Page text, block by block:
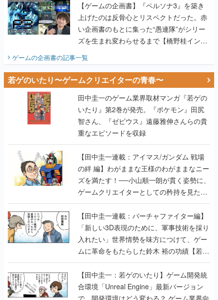
【ゲームの企画書】『ペルソナ3』を築き
上げたのは反骨心とリスペクトだった。赤
い企画書のもとに集った“愚連隊”がシリー
ズを生まれ変わらせるまで【橋野桂インタ
ビュー】
ゲームの企画書の記事一覧
若ゲのいたり〜ゲームクリエイターの青春〜
田中圭一のゲーム業界取材マンガ『若ゲの
いたり』第2巻が発売。『ポケモン』田尻
智さん、『ゼビウス』遠藤雅伸さんらの貴
重なエピソードを収録
【田中圭一連載：アイマス/ガンダム 戦場
の絆 編】わがままな王様のわがままなニー
ズを満たす！──小山順一朗が貫く姿勢に、
ゲームクリエイターとしての矜持を見た
【若ゲのいたり最終回】
【田中圭一連載：バーチャファイター編】
「新しい3D表現のために、軍事技術を採り
入れたい」世界情勢を味方につけて、ゲー
ムに革命をもたらした鈴木 裕の功績【若ゲ
のいたり】
【田中圭一：若ゲのいたり】ゲーム開発統
合環境「Unreal Engine」最新バージョン